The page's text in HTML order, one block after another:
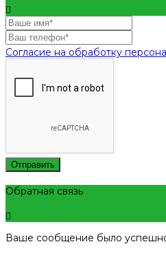
Согласие на обработку
Отправить
Обратная связь
Ваше сообщение было